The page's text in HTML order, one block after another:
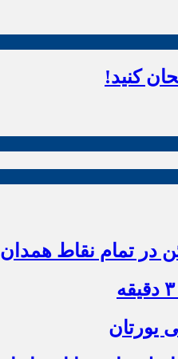
کنید!
در تمام نقاط همدان
یورتان